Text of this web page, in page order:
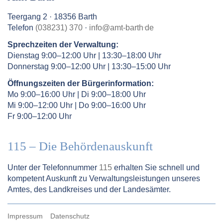
Teergang 2 · 18356 Barth
Telefon (038231) 370 · info@amt-barth.de
Sprechzeiten der Verwaltung:
Dienstag 9:00–12:00 Uhr | 13:30–18:00 Uhr
Donnerstag 9:00–12:00 Uhr | 13:30–15:00 Uhr
Öffnungszeiten der Bürgerinformation:
Mo 9:00–16:00 Uhr | Di 9:00–18:00 Uhr
Mi 9:00–12:00 Uhr | Do 9:00–16:00 Uhr
Fr 9:00–12:00 Uhr
115 – Die Behördenauskunft
Unter der Telefonnummer 115 erhalten Sie schnell und
kompetent Auskunft zu Verwaltungsleistungen unseres
Amtes, des Landkreises und der Landesämter.
Impressum Datenschutz